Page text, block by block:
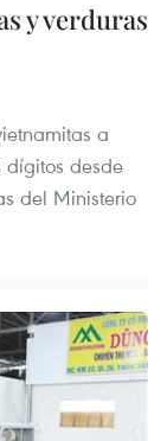
y verduras
a
dígitos desde
del Ministerio